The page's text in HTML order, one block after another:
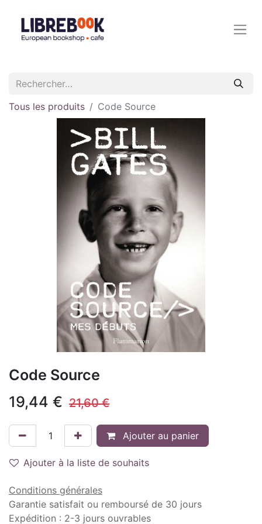
Tous les produits Code Source
Code Source
19,44 € 21,60€
Ajouter au panier
Ajouter à la liste de souhaits
Conditions générales
Garantie satisfait ou remboursé de 30 jours
Expédition : 2-3 jours ouvrables